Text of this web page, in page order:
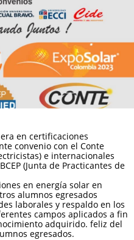
en certificaciones
convenio con el Conte
e internacionales
(Junta de Practicantes de
en energía solar en
alumnos egresados
laborales y respaldo en los
campos aplicados a fin
adquirido. feliz del
egresados.